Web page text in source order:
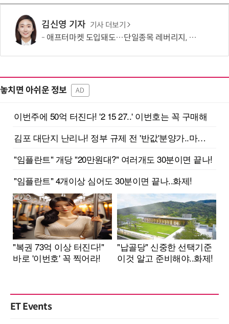
김신영 기자 기사 더보기
애프터마켓 도입돼도…단일종목 레버리지, 거래 가능성 희박
놓치면 아쉬운 정보 AD
ET Events